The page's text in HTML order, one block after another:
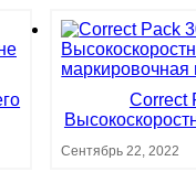
Correct
Сентябрь 22, 2022